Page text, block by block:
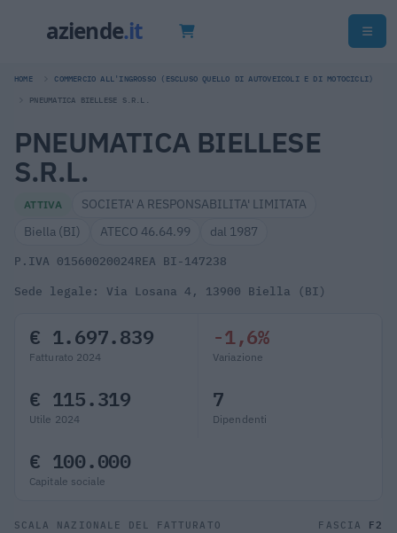
HOME COMMERCIO ALL'INGROSSO (ESCLUSO QUELLO DI AUTOVEICOLI E DI MOTOCICLI)
PNEUMATICA BIELLESE S.R.L.
PNEUMATICA BIELLESE
S.R.L.
ATTIVA
SOCIETA' A RESPONSABILITA' LIMITATA
Biella (BI)
ATECO 46.64.99 dal 1987
P.IVA 01560020024REA BI-147238
Sede legale: Via Losana 4, 13900 Biella (BI)
€ 1.697.839
Fatturato 2024
-1,6%
Variazione
€ 115.319
Utile 2024
7
Dipendenti
€ 100.000
Capitale sociale
SCALA NAZIONALE DEL FATTURATO FASCIA F2